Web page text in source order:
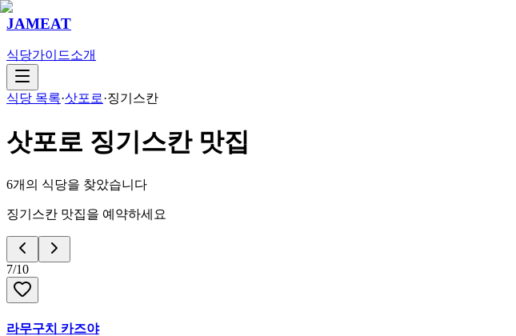
JAMEAT
식당가이드소개
식당 목록·삿포로·징기스칸
삿포로 징기스칸맛집
6개의 식당을 찾았습니다
징기스칸 맛집을 예약하세요
7/10
라무구치 카즈야